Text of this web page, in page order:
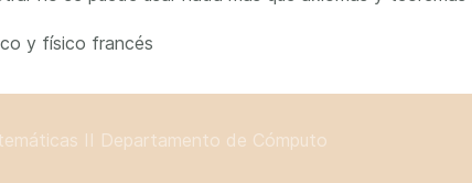
y físico francés
II Departamento de Cómputo